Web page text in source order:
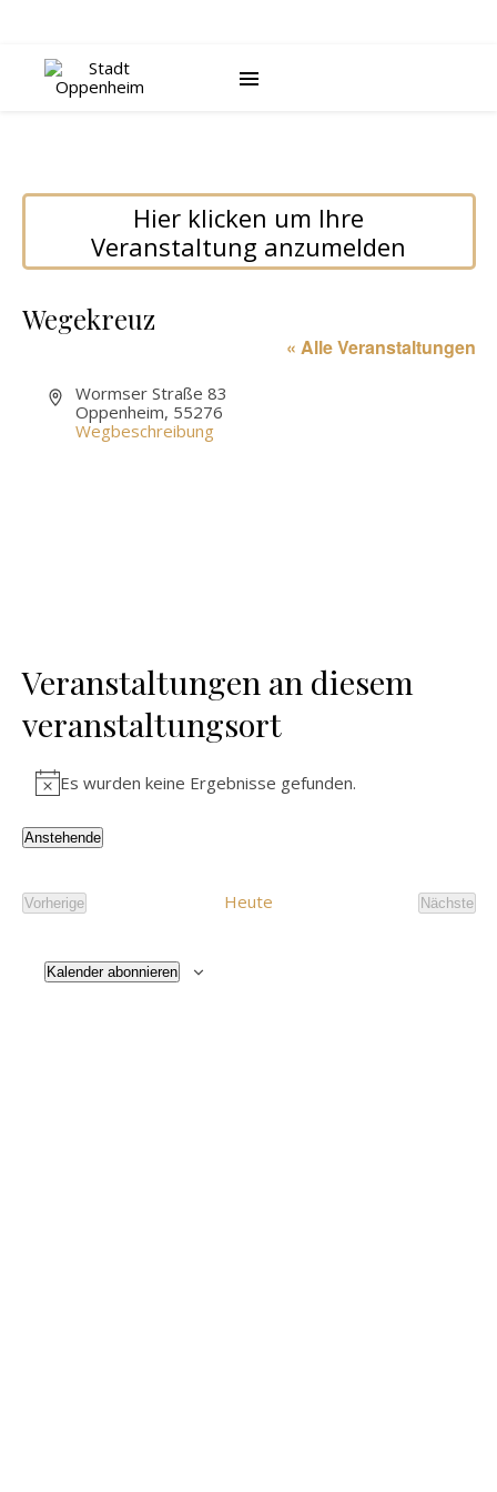
Hier klicken um Ihre
Veranstaltung anzumelden
Wegekreuz
« Alle Veranstaltungen
Adresse
Wormser Straße 83
Oppenheim, 55276
Wegbeschreibung
Veranstaltungen an diesem
veranstaltungsort
Hinweis
Es wurden keine Ergebnisse gefunden.
Anstehende
Vorherige
Veranstaltungen
Heute
Nächste
Kalender abonnieren